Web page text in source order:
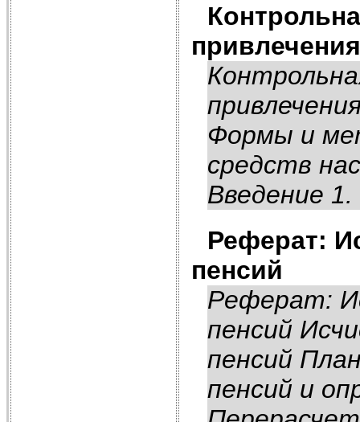
Формы и
средств
Введение 1.
Реферат:
пенсий
Реферат:
пенсий
пенсий
пенсий и